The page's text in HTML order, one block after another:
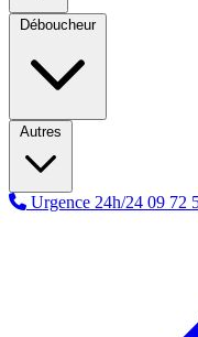
Déboucheur
Autres
Urgence 24h/24 09 72